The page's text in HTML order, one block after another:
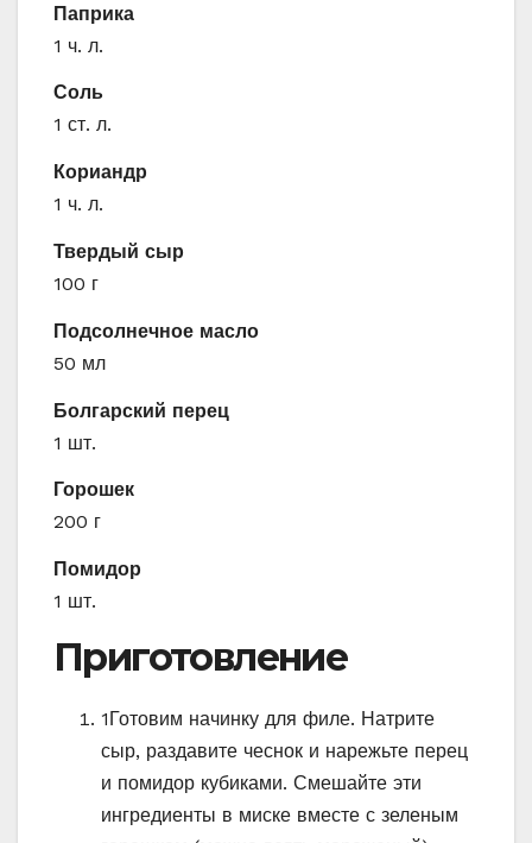
Паприка
1 ч. л.
Соль
1 ст. л.
Кориандр
1 ч. л.
Твердый сыр
100 г
Подсолнечное масло
50 мл
Болгарский перец
1 шт.
Горошек
200 г
Помидор
1 шт.
Приготовление
1Готовим начинку для филе. Натрите
сыр, раздавите чеснок и нарежьте перец
и помидор кубиками. Смешайте эти
ингредиенты в миске вместе с зеленым